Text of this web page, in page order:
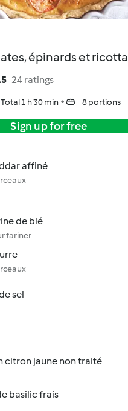
épinards et ricotta
24 ratings
Total 1 h 30 min 8 portions
Sign up for free
affiné
de blé
fariner
sel
citron jaune non traité
basilic frais